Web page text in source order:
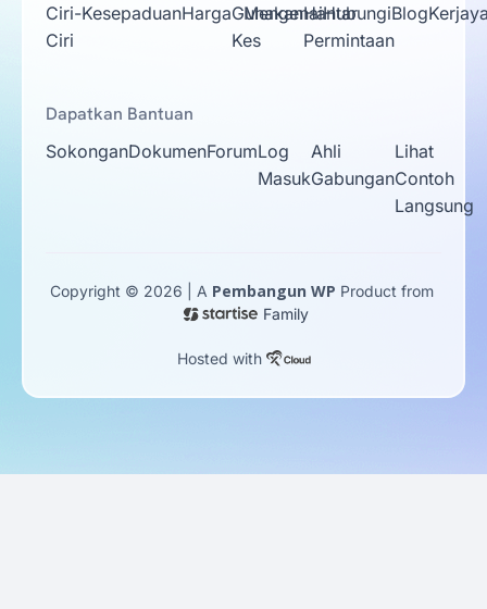
Ciri-
Ciri
KesepaduanHargaGunakan
Kes
Hantar
Permintaan
MengenaiHubungiBlog
Dapatkan Bantuan
SokonganDokumenForumLog
Masuk
Ahli
Gabungan
Lihat
Contoh
Langsung
Copyright © 2026 | A Pembangun WP Product from
Family
Hosted with